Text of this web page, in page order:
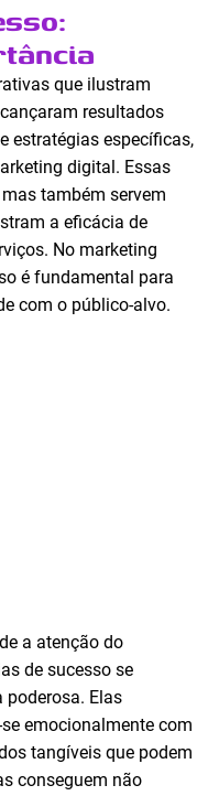
que ilustram
resultados
estratégias específicas,
digital. Essas
também servem
a eficácia de
No marketing
é fundamental para
com o público-alvo.
a atenção do
de sucesso se
Elas
emocionalmente com
tangíveis que podem
conseguem não